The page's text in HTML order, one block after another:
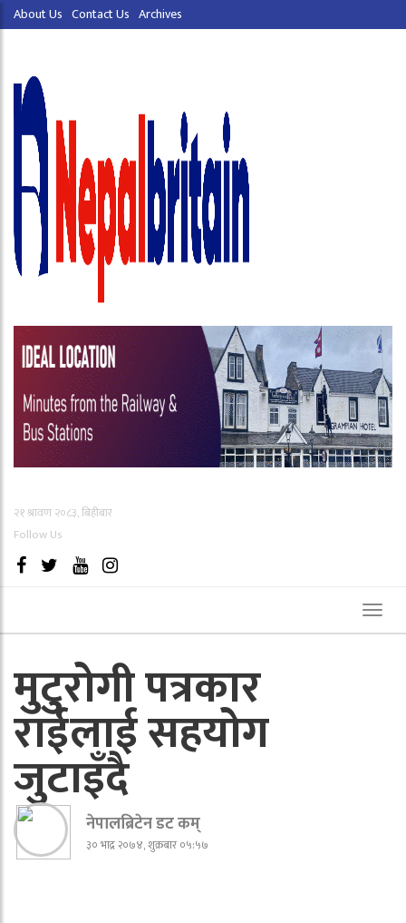
About Us Contact Us Archives
२१ श्रावण २०८३, बिहीबार
Follow Us
मुटुरोगी पत्रकार
राईलाई सहयोग
जुटाइँदै
नेपालब्रिटेन डट कम्
३० भाद्र २०७४, शुक्रबार ०५:५७